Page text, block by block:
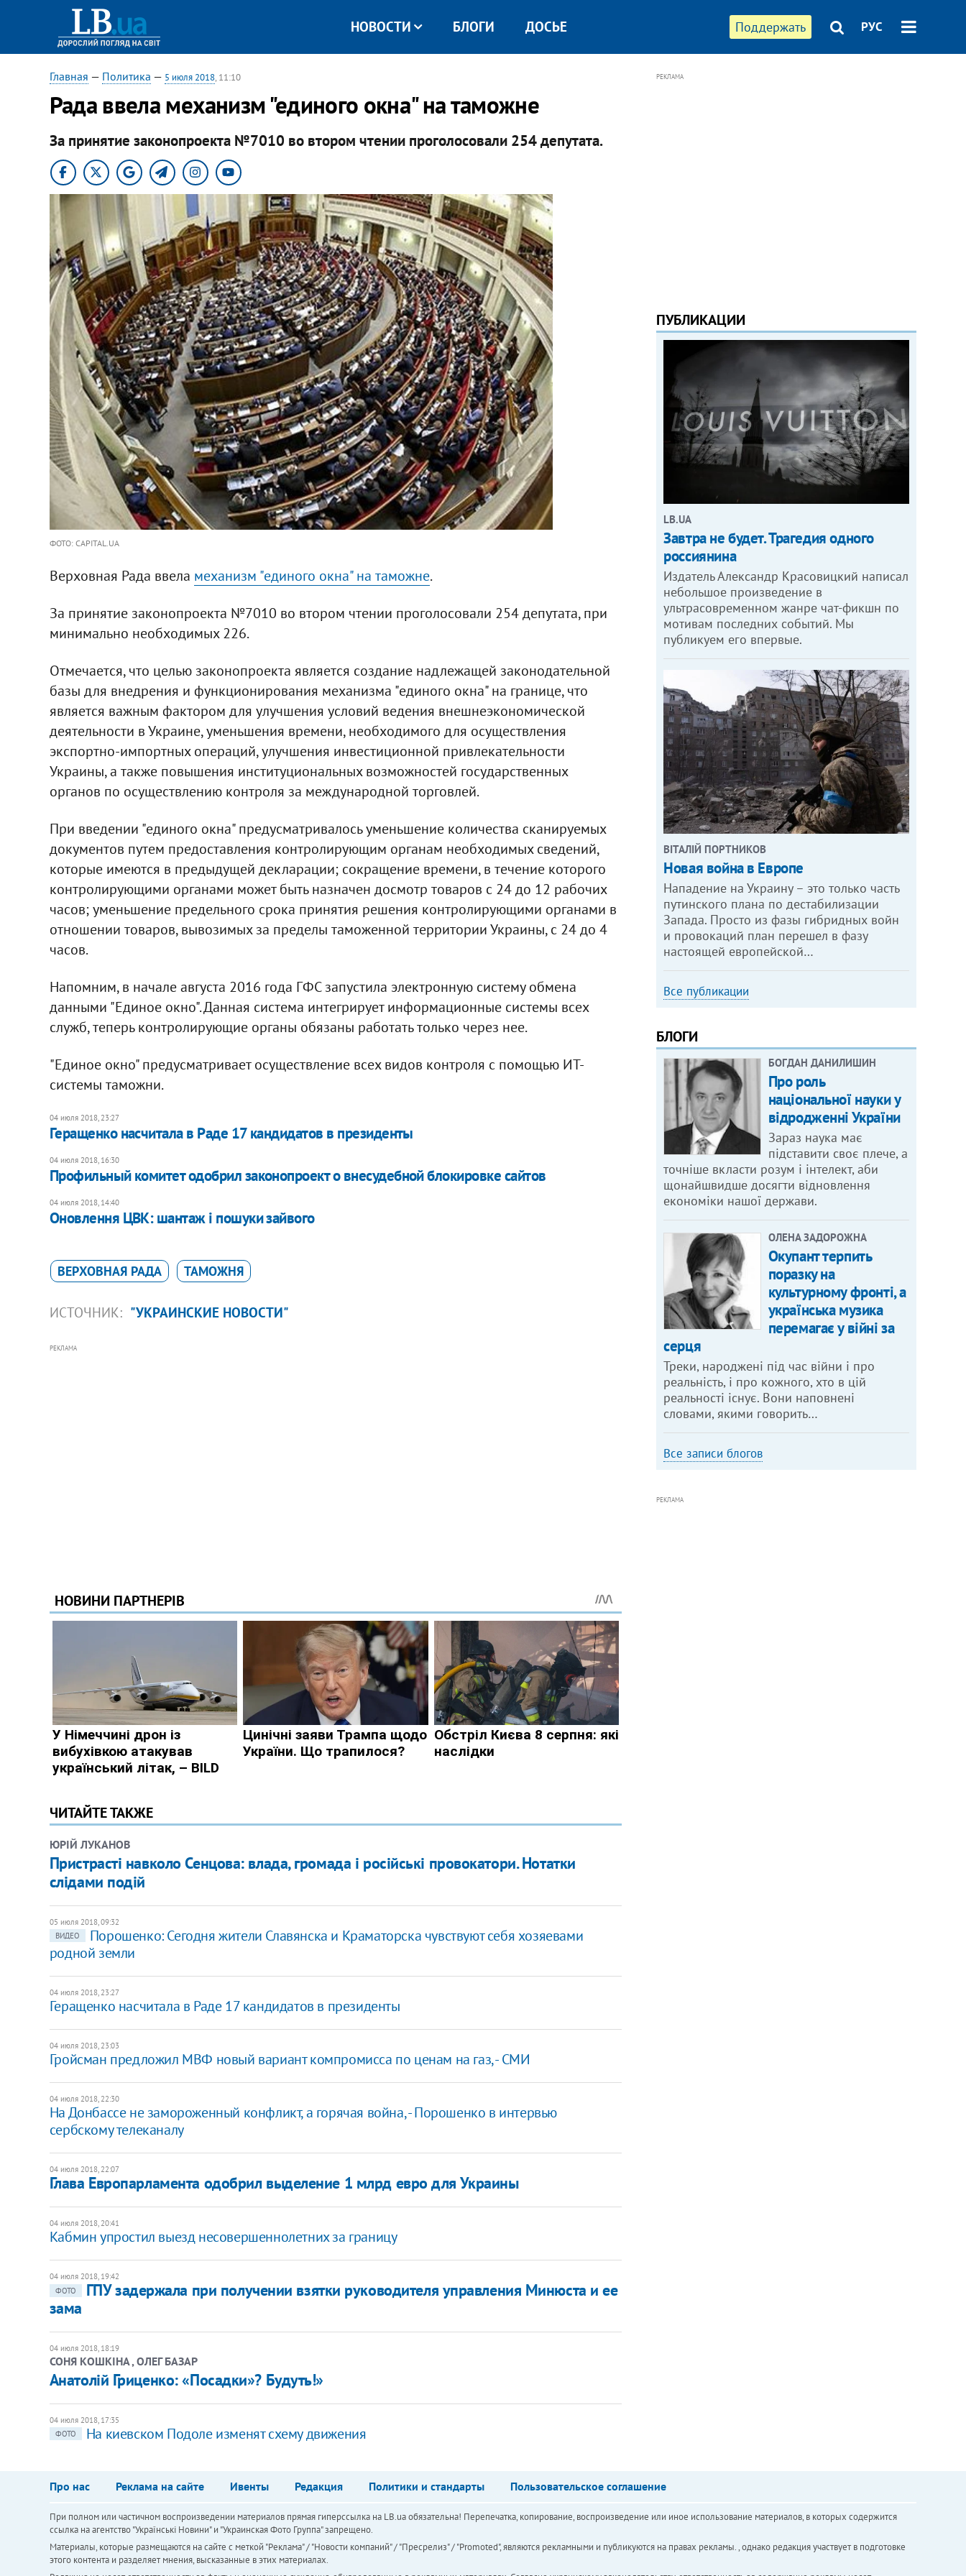
Поддержать РУС
НОВОСТИ БЛОГИ ДОСЬЕ
Главная — Политика — 5 июля 2018, 11:10
Рада ввела механизм "единого окна" на таможне
За принятие законопроекта №7010 во втором чтении проголосовали 254 депутата.
ФОТО: CAPITAL.UA
Верховная Рада ввела механизм "единого окна" на таможне.
За принятие законопроекта №7010 во втором чтении проголосовали 254 депутата, при
минимально необходимых 226.
Отмечается, что целью законопроекта является создание надлежащей законодательной
базы для внедрения и функционирования механизма "единого окна" на границе, что
является важным фактором для улучшения условий ведения внешнеэкономической
деятельности в Украине, уменьшения времени, необходимого для осуществления
экспортно-импортных операций, улучшения инвестиционной привлекательности
Украины, а также повышения институциональных возможностей государственных
органов по осуществлению контроля за международной торговлей.
При введении "единого окна" предусматривалось уменьшение количества сканируемых
документов путем предоставления контролирующим органам необходимых сведений,
которые имеются в предыдущей декларации; сокращение времени, в течение которого
контролирующими органами может быть назначен досмотр товаров с 24 до 12 рабочих
часов; уменьшение предельного срока принятия решения контролирующими органами в
отношении товаров, вывозимых за пределы таможенной территории Украины, с 24 до 4
часов.
Напомним, в начале августа 2016 года ГФС запустила электронную систему обмена
данными "Единое окно". Данная система интегрирует информационные системы всех
служб, теперь контролирующие органы обязаны работать только через нее.
"Единое окно" предусматривает осуществление всех видов контроля с помощью ИТ-
системы таможни.
04 июля 2018, 23:27
Геращенко насчитала в Раде 17 кандидатов в президенты
04 июля 2018, 16:30
Профильный комитет одобрил законопроект о внесудебной блокировке сайтов
04 июля 2018, 14:40
Оновлення ЦВК: шантаж і пошуки зайвого
ВЕРХОВНАЯ РАДА ТАМОЖНЯ
ИСТОЧНИК: "УКРАИНСКИЕ НОВОСТИ"
РЕКЛАМА
ЧИТАЙТЕ ТАКЖЕ
ЮРІЙ ЛУКАНОВ
Пристрасті навколо Сенцова: влада, громада і російські провокатори. Нотатки
слідами подій
05 июля 2018, 09:32
ВИДЕО
Порошенко: Сегодня жители Славянска и Краматорска чувствуют себя хозяевами
родной земли
04 июля 2018, 23:27
Геращенко насчитала в Раде 17 кандидатов в президенты
04 июля 2018, 23:03
Гройсман предложил МВФ новый вариант компромисса по ценам на газ, - СМИ
04 июля 2018, 22:30
На Донбассе не замороженный конфликт, а горячая война, - Порошенко в интервью
сербскому телеканалу
04 июля 2018, 22:07
Глава Европарламента одобрил выделение 1 млрд евро для Украины
04 июля 2018, 20:41
Кабмин упростил выезд несовершеннолетних за границу
04 июля 2018, 19:42
ФОТО
ГПУ задержала при получении взятки руководителя управления Минюста и ее
зама
04 июля 2018, 18:19
СОНЯ КОШКІНА , ОЛЕГ БАЗАР
Анатолій Гриценко: «Посадки»? Будуть!»
04 июля 2018, 17:35
ФОТО
На киевском Подоле изменят схему движения
РЕКЛАМА
ПУБЛИКАЦИИ
LB.UA
Завтра не будет. Трагедия одного
россиянина
Издатель Александр Красовицкий написал
небольшое произведение в
ультрасовременном жанре чат-фикшн по
мотивам последних событий. Мы
публикуем его впервые.
ВІТАЛІЙ ПОРТНИКОВ
Новая война в Европе
Нападение на Украину – это только часть
путинского плана по дестабилизации
Запада. Просто из фазы гибридных войн
и провокаций план перешел в фазу
настоящей европейской…
Все публикации
БЛОГИ
БОГДАН ДАНИЛИШИН
Про роль
національної науки у
відродженні України
Зараз наука має
підставити своє плече, а
точніше вкласти розум і інтелект, аби
щонайшвидше досягти відновлення
економіки нашої держави.
ОЛЕНА ЗАДОРОЖНА
Окупант терпить
поразку на
культурному фронті, а
українська музика
перемагає у війні за
серця
Треки, народжені під час війни і про
реальність, і про кожного, хто в цій
реальності існує. Вони наповнені
словами, якими говорить…
Все записи блогов
РЕКЛАМА
Про нас Реклама на сайте Ивенты Редакция Политики и стандарты Пользовательское соглашение
При полном или частичном воспроизведении материалов прямая гиперссылка на LB.ua обязательна! Перепечатка, копирование, воспроизведение или иное использование материалов, в которых содержится
ссылка на агентство "Українськi Новини" и "Украинская Фото Группа" запрещено.
Материалы, которые размещаются на сайте с меткой "Реклама" / "Новости компаний" / "Пресрелиз" / "Promoted", являются рекламными и публикуются на правах рекламы. , однако редакция участвует в подготовке
этого контента и разделяет мнения, высказанные в этих материалах.